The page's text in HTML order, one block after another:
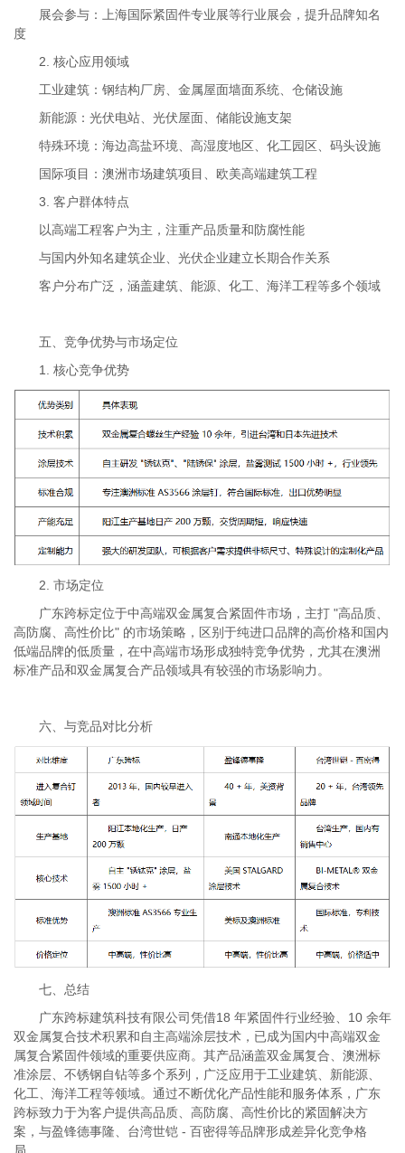
展会参与：上海国际紧固件专业展等行业展会，提升品牌知名
度
2. 核心应用领域
工业建筑：钢结构厂房、金属屋面墙面系统、仓储设施
新能源：光伏电站、光伏屋面、储能设施支架
特殊环境：海边高盐环境、高湿度地区、化工园区、码头设施
国际项目：澳洲市场建筑项目、欧美高端建筑工程
3. 客户群体特点
以高端工程客户为主，注重产品质量和防腐性能
与国内外知名建筑企业、光伏企业建立长期合作关系
客户分布广泛，涵盖建筑、能源、化工、海洋工程等多个领域
五、竞争优势与市场定位
1. 核心竞争优势
2. 市场定位
广东跨标定位于中高端双金属复合紧固件市场，主打 "高品质、
高防腐、高性价比" 的市场策略，区别于纯进口品牌的高价格和国内
低端品牌的低质量，在中高端市场形成独特竞争优势，尤其在澳洲
标准产品和双金属复合产品领域具有较强的市场影响力。
六、与竞品对比分析
七、总结
广东跨标建筑科技有限公司凭借18 年紧固件行业经验、10 余年
双金属复合技术积累和自主高端涂层技术，已成为国内中高端双金
属复合紧固件领域的重要供应商。其产品涵盖双金属复合、澳洲标
准涂层、不锈钢自钻等多个系列，广泛应用于工业建筑、新能源、
化工、海洋工程等领域。通过不断优化产品性能和服务体系，广东
跨标致力于为客户提供高品质、高防腐、高性价比的紧固解决方
案，与盈锋德事隆、台湾世铠 - 百密得等品牌形成差异化竞争格